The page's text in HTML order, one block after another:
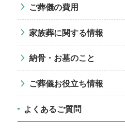
ご葬儀の費用
家族葬に関する情報
納骨・お墓のこと
ご葬儀お役立ち情報
よくあるご質問